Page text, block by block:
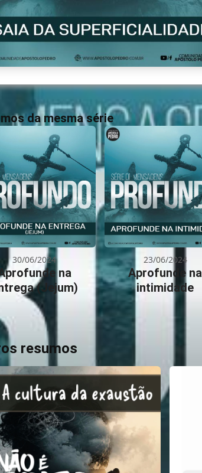
da mesma série
30/06/2024
na
(Jejum)
23/06/2024
Aprofunde na
intimidade
resumos